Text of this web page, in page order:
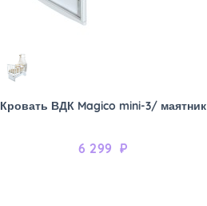
Кровать ВДК Magico mini-3/ маятник
6 299 ₽